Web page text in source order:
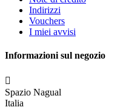
Indirizzi
Vouchers
I miei avvisi
Informazioni sul negozio

Spazio Nagual
Italia